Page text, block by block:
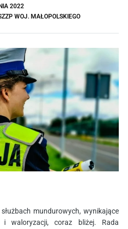
2022
WOJ. MAŁOPOLSKIEGO
mundurowych, wynikające
i waloryzacji, coraz bliżej. Rada